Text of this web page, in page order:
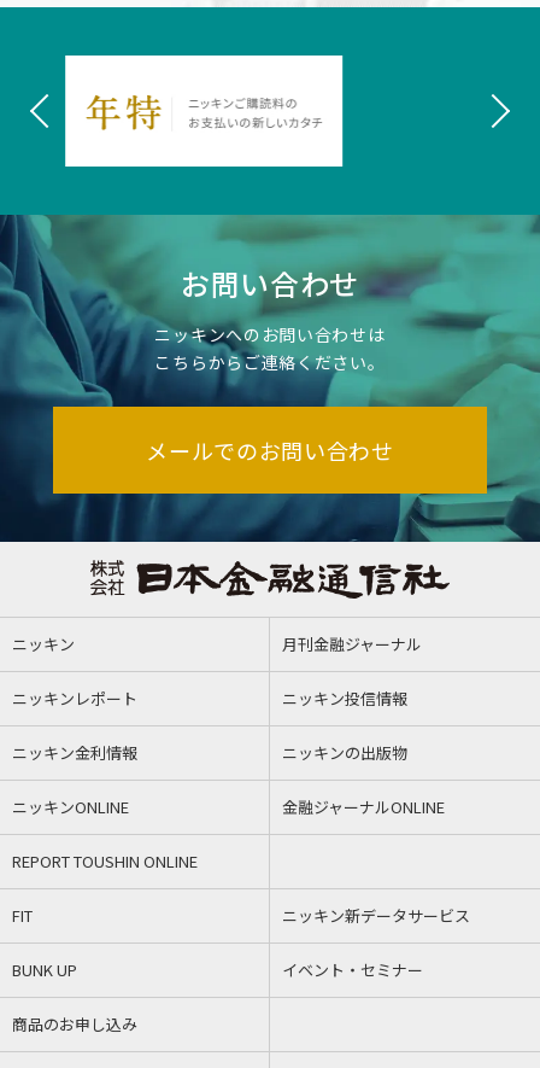
お問い合わせ
ニッキンへのお問い合わせは
こちらからご連絡ください。
メールでのお問い合わせ
ニッキン 月刊金融ジャーナル
ニッキンレポート ニッキン投信情報
ニッキン金利情報 ニッキンの出版物
ニッキンONLINE 金融ジャーナルONLINE
REPORT TOUSHIN ONLINE
FIT ニッキン新データサービス
BUNK UP イベント・セミナー
商品のお申し込み